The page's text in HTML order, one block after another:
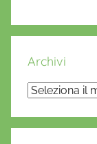
Archivi
Archivi